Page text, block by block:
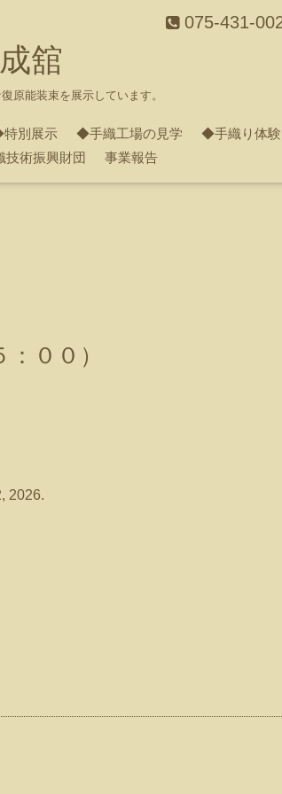
075-431-
舘
原能装束を展示しています。
別展示 ◆手織工場の見学
◆手織り体験
技術振興財団 事業報告
００）
2026.